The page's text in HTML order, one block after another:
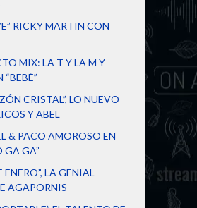
RICKY MARTIN CON
MIX: LA T Y LA M Y
“BEBÉ”
CRISTAL”, LO NUEVO
Y ABEL
& PACO AMOROSO EN
GA GA”
ENERO”, LA GENIAL
AGAPORNIS